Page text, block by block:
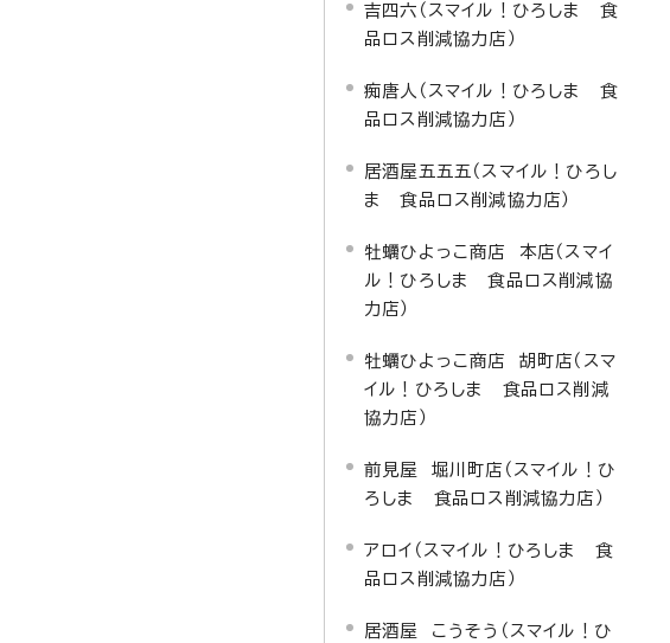
吉四六（スマイル！ひろしま 食
品ロス削減協力店）
痴唐人（スマイル！ひろしま 食
品ロス削減協力店）
居酒屋五五五（スマイル！ひろし
ま 食品ロス削減協力店）
牡蠣ひよっこ商店 本店（スマイ
ル！ひろしま 食品ロス削減協
力店）
牡蠣ひよっこ商店 胡町店（スマ
イル！ひろしま 食品ロス削減
協力店）
前見屋 堀川町店（スマイル！ひ
ろしま 食品ロス削減協力店）
アロイ（スマイル！ひろしま 食
品ロス削減協力店）
居酒屋 こうそう（スマイル！ひ